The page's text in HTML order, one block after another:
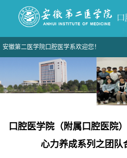
安徽第二医学院口腔医学系欢迎您！
口腔医学院（附属口腔医院
心力养成系列之团队